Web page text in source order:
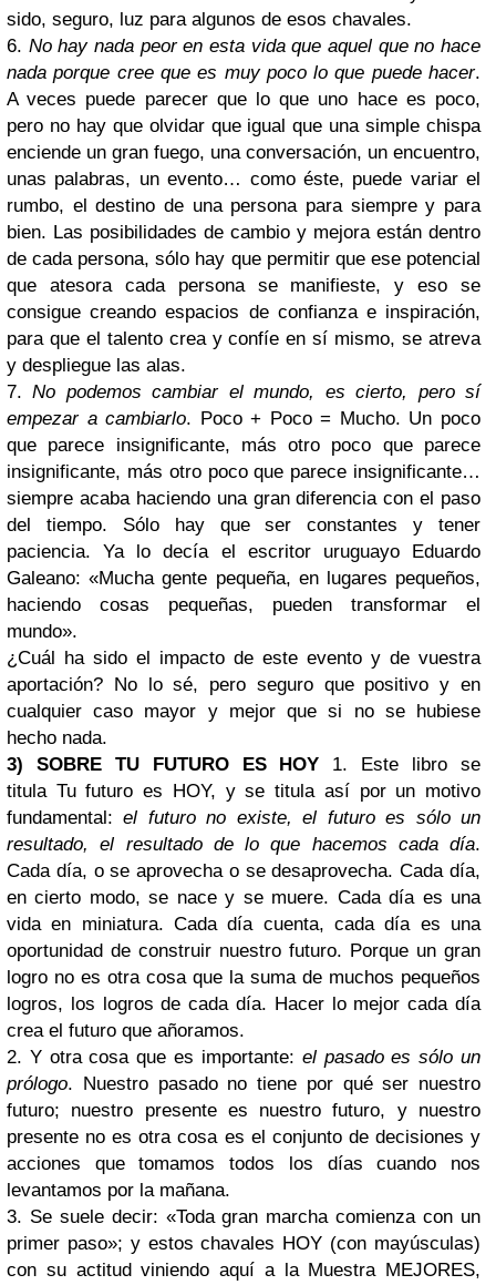
sido, seguro, luz para algunos de esos chavales.
6. No hay nada peor en esta vida que aquel que no hace
nada porque cree que es muy poco lo que puede hacer.
A veces puede parecer que lo que uno hace es poco,
pero no hay que olvidar que igual que una simple chispa
enciende un gran fuego, una conversación, un encuentro,
unas palabras, un evento… como éste, puede variar el
rumbo, el destino de una persona para siempre y para
bien. Las posibilidades de cambio y mejora están dentro
de cada persona, sólo hay que permitir que ese potencial
que atesora cada persona se manifieste, y eso se
consigue creando espacios de confianza e inspiración,
para que el talento crea y confíe en sí mismo, se atreva
y despliegue las alas.
7.No podemos cambiar el mundo, es cierto, pero sí
empezar a cambiarlo. Poco + Poco = Mucho. Un poco
que parece insignificante, más otro poco que parece
insignificante, más otro poco que parece insignificante…
siempre acaba haciendo una gran diferencia con el paso
del tiempo. Sólo hay que ser constantes y tener
paciencia. Ya lo decía el escritor uruguayo Eduardo
Galeano: «Mucha gente pequeña, en lugares pequeños,
haciendo cosas pequeñas, pueden transformar el
mundo».
¿Cuál ha sido el impacto de este evento y de vuestra
aportación? No lo sé, pero seguro que positivo y en
cualquier caso mayor y mejor que si no se hubiese
hecho nada.
3) SOBRE TU FUTURO ES HOY 1. Este libro se
titula Tu futuro es HOY, y se titula así por un motivo
fundamental:el futuro no existe, el futuro es sólo un
resultado, el resultado de lo que hacemos cada día.
Cada día, o se aprovecha o se desaprovecha. Cada día,
en cierto modo, se nace y se muere. Cada día es una
vida en miniatura. Cada día cuenta, cada día es una
oportunidad de construir nuestro futuro. Porque un gran
logro no es otra cosa que la suma de muchos pequeños
logros, los logros de cada día. Hacer lo mejor cada día
crea el futuro que añoramos.
2. Y otra cosa que es importante: el pasado es sólo un
prólogo. Nuestro pasado no tiene por qué ser nuestro
futuro; nuestro presente es nuestro futuro, y nuestro
presente no es otra cosa es el conjunto de decisiones y
acciones que tomamos todos los días cuando nos
levantamos por la mañana.
3. Se suele decir: «Toda gran marcha comienza con un
primer paso»; y estos chavales HOY (con mayúsculas)
con su actitud viniendo aquí a la Muestra MEJORES,